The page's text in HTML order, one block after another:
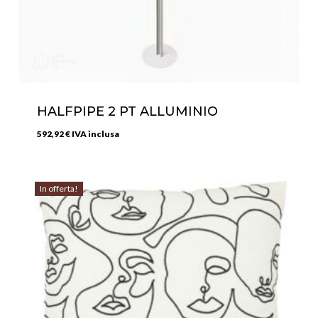
HALFPIPE 2 PT ALLUMINIO
592,92€ IVA inclusa
In offerta!